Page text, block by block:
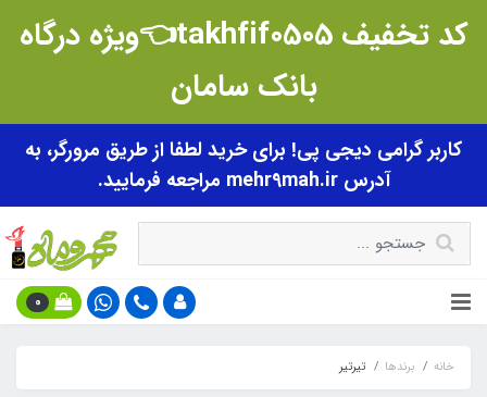
کد تخفیف takhfif0505👈ویژه درگاه
بانک سامان
کاربر گرامی دیجی پی! برای خرید لطفا از طریق مرورگر، به
آدرس mehr9mah.ir مراجعه فرمایید.
0
خانه برندها تیرتیر